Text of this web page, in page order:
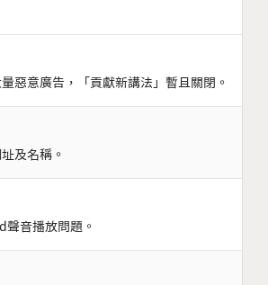
惡意廣告，「貢獻新講法」暫且關閉。
及名稱。
音播放問題。